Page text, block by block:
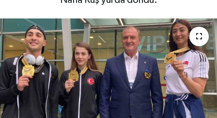
Yaşam
Resmi ilanlar